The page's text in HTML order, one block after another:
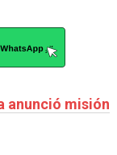
anunció misión